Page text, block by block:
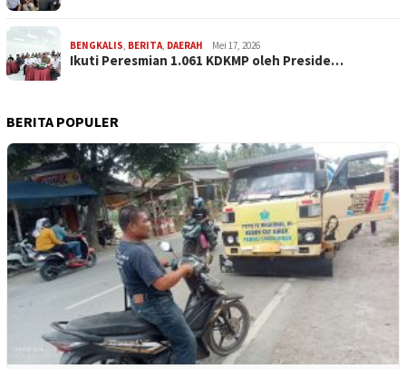
BENGKALIS BERITA DAERAH Mei 17, 2026
Ikuti Peresmian 1.061 KDKMP oleh Preside…
BERITA POPULER